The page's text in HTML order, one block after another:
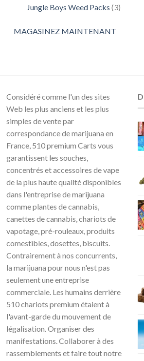
produits
Jungle Boys Weed Packs 33
MAGASINEZ MAINTENANT
Considéré comme l'un des sites
Web les plus anciens et les plus
simples de vente par
correspondance de marijuana en
France, 510 premium Carts vous
garantissent les souches,
concentrés et accessoires de vape
de la plus haute qualité disponibles
dans l'entreprise de marijuana
comme plantes de cannabis,
canettes de cannabis, chariots de
vapotage, pré-rouleaux, produits
comestibles, dosettes, biscuits.
Contrairement à nos concurrents,
la marijuana pour nous n'est pas
seulement une entreprise
commerciale. Les humains derrière
510 chariots premium étaient à
l'avant-garde du mouvement de
légalisation. Organiser des
manifestations. Collaborer à des
rassemblements et faire tout notre